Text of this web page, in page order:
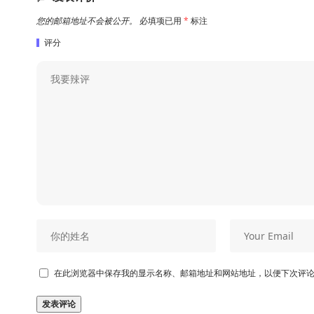
您的邮箱地址不会被公开。 必填项已用 * 标注
评分
在此浏览器中保存我的显示名称、邮箱地址和网站地址，以便下次评论